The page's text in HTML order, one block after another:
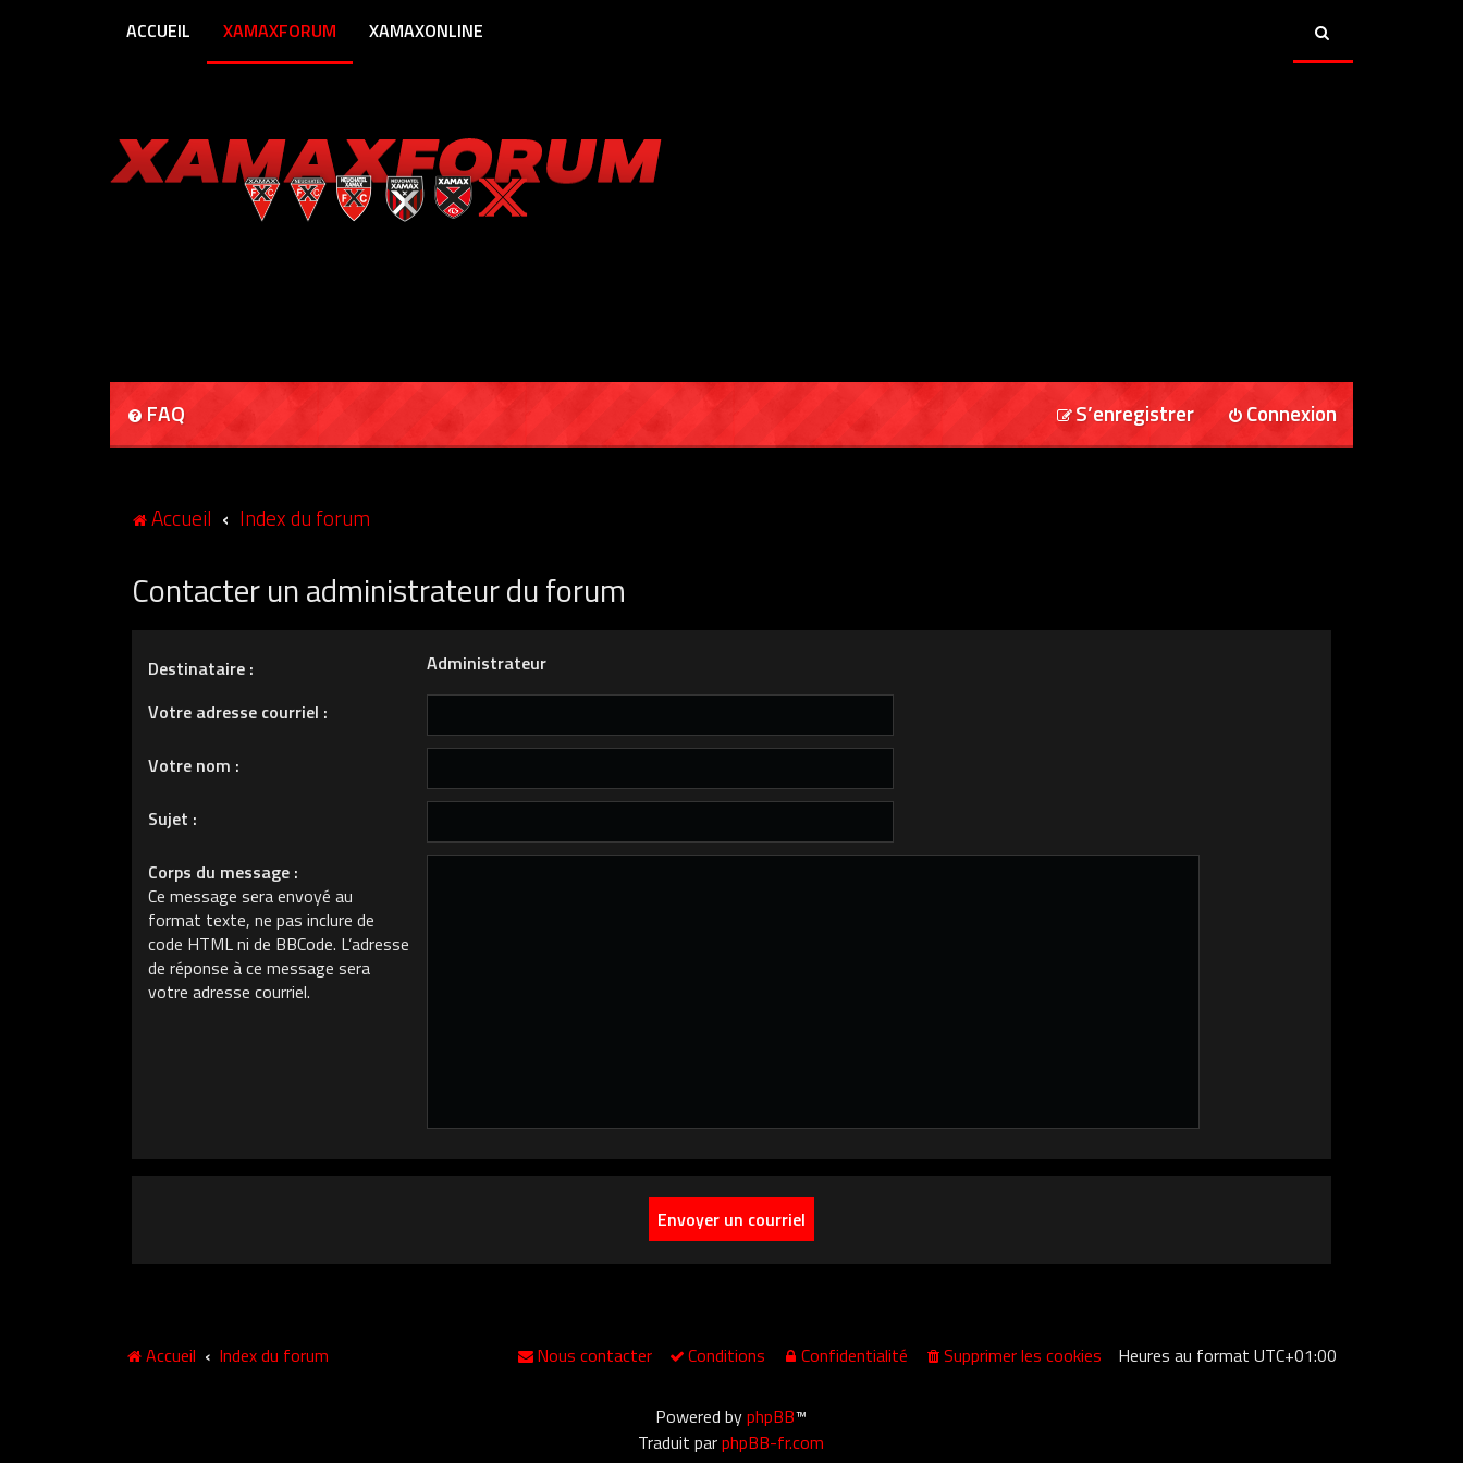
ACCUEIL XAMAXFORUM XAMAXONLINE
FAQ Connexion
S’enregistrer
Accueil Index du forum
Contacter un administrateur du forum
Destinataire :
Administrateur
Votre adresse courriel :
Votre nom :
Sujet :
Corps du message :
Ce message sera envoyé au
format texte, ne pas inclure de
code HTML ni de BBCode. L’adresse
de réponse à ce message sera
votre adresse courriel.
Accueil Index du forum Heures au formatUTC+01:00
Supprimer les cookies
Confidentialité
Conditions
Nous contacter
Powered byphpBB™
Traduit parphpBB-fr.com